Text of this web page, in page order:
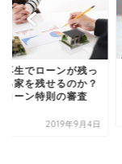
再生｜あなたの財産
うなってしまうの